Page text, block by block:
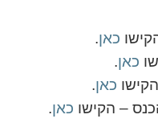
כאן.
כאן.
כאן.
– הקישו כאן.